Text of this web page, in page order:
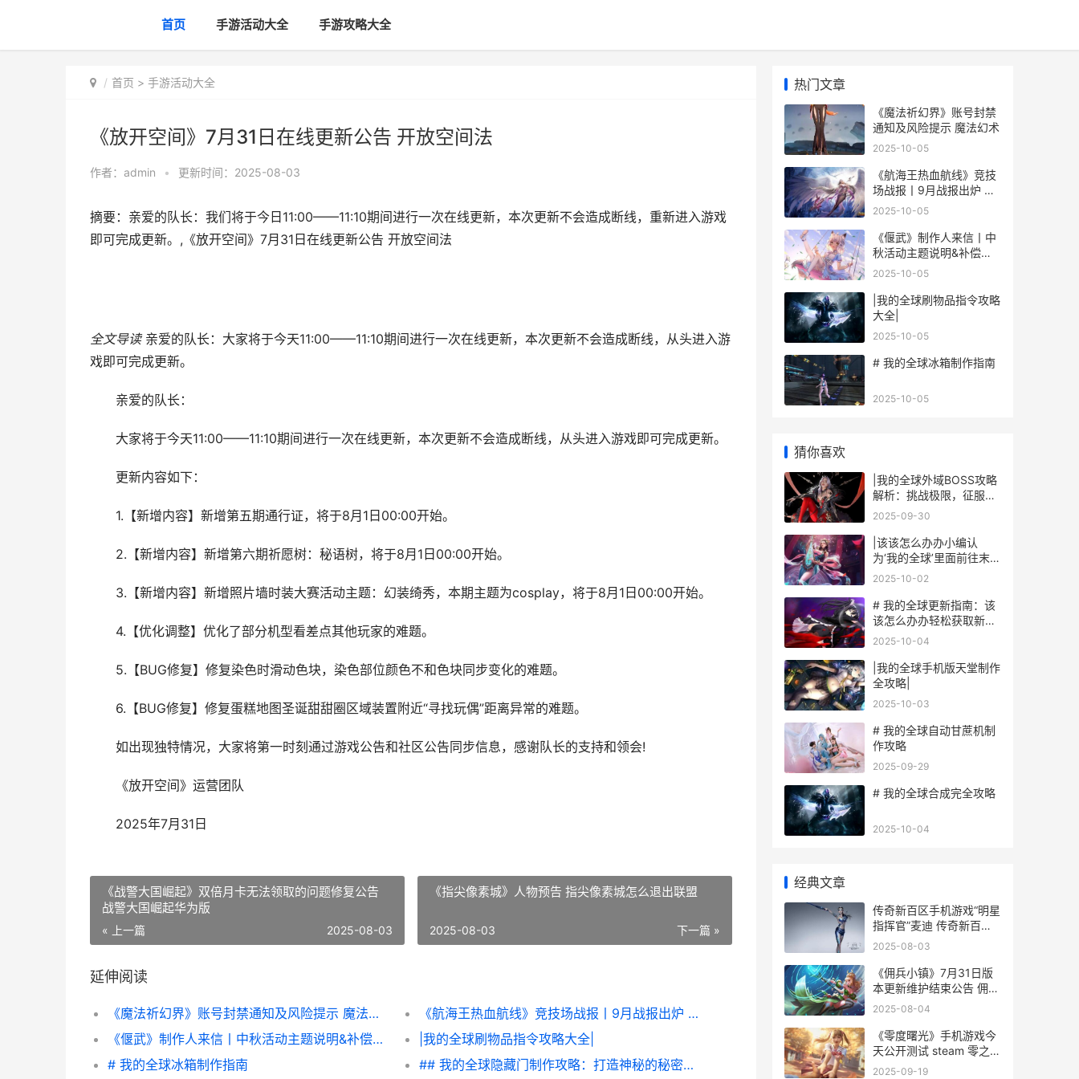
首页 手游活动大全 手游攻略大全
首页 > 手游活动大全
《放开空间》7月31日在线更新公告 开放空间法
作者： admin • 更新时间：2025-08-03
摘要：亲爱的队长：我们将于今日11:00——11:10期间进行一次在线更新，本次更新不会造成断线，重新进入游戏
即可完成更新。,《放开空间》7月31日在线更新公告 开放空间法
全文导读亲爱的队长：大家将于今天11:00——11:10期间进行一次在线更新，本次更新不会造成断线，从头进入游
戏即可完成更新。
亲爱的队长：
大家将于今天11:00——11:10期间进行一次在线更新，本次更新不会造成断线，从头进入游戏即可完成更新。
更新内容如下：
1.【新增内容】新增第五期通行证，将于8月1日00:00开始。
2.【新增内容】新增第六期祈愿树：秘语树，将于8月1日00:00开始。
3.【新增内容】新增照片墙时装大赛活动主题：幻装绮秀，本期主题为cosplay，将于8月1日00:00开始。
4.【优化调整】优化了部分机型看差点其他玩家的难题。
5.【BUG修复】修复染色时滑动色块，染色部位颜色不和色块同步变化的难题。
6.【BUG修复】修复蛋糕地图圣诞甜甜圈区域装置附近“寻找玩偶”距离异常的难题。
如出现独特情况，大家将第一时刻通过游戏公告和社区公告同步信息，感谢队长的支持和领会!
《放开空间》运营团队
2025年7月31日
《战警大国崛起》双倍月卡无法领取的问题修复公告
战警大国崛起华为版
« 上一篇 2025-08-03
《指尖像素城》人物预告 指尖像素城怎么退出联盟
下一篇 »
2025-08-03
延伸阅读
《魔法祈幻界》账号封禁通知及风险提示 魔法幻术
《航海王热血航线》竞技场战报丨9月战报出炉 航海王热血航线官网
《偃武》制作人来信丨中秋活动主题说明&补偿方法 洛阳偃武文化有限公司
|我的全球刷物品指令攻略大全|
# 我的全球冰箱制作指南
## 我的全球隐藏门制作攻略：打造神秘的秘密通道
热门文章
《魔法祈幻界》账号封禁
通知及风险提示 魔法幻术
2025-10-05
《航海王热血航线》竞技
场战报丨9月战报出炉 航
海王热血航线官网
2025-10-05
《偃武》制作人来信丨中
秋活动主题说明&补偿方
法 洛阳偃武文化有限公司
2025-10-05
|我的全球刷物品指令攻略
大全|
2025-10-05
# 我的全球冰箱制作指南
2025-10-05
猜你喜欢
|我的全球外域BOSS攻略
解析：挑战极限，征服强
敌|
2025-09-30
|该该怎么办办小编认
为‘我的全球’里面前往末影
城：全面攻略|
2025-10-02
# 我的全球更新指南：该
该怎么办办轻松获取新版
本
2025-10-04
|我的全球手机版天堂制作
全攻略|
2025-10-03
# 我的全球自动甘蔗机制
作攻略
2025-09-29
# 我的全球合成完全攻略
2025-10-04
经典文章
传奇新百区手机游戏“明星
指挥官”麦迪 传奇新百区
手机怎么下载
2025-08-03
《佣兵小镇》7月31日版
本更新维护结束公告 佣兵
小镇7月礼包码最新
2025-08-04
《零度曙光》手机游戏今
天公开测试 steam 零之曙
光
2025-09-19